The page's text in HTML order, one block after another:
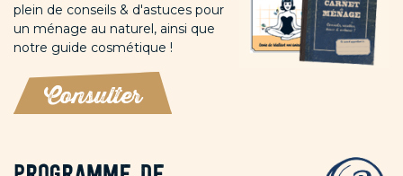
plein de conseils & d'astuces pour
un ménage au naturel, ainsi que
notre guide cosmétique !
Consulter